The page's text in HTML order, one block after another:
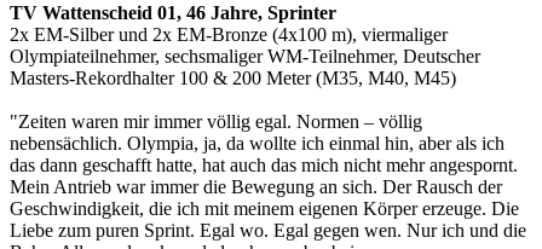
TV Wattenscheid 01, 46 Jahre, Sprinter
2x EM-Silber und 2x EM-Bronze (4x100 m), viermaliger
Olympiateilnehmer, sechsmaliger WM-Teilnehmer, Deutscher
Masters-Rekordhalter 100 & 200 Meter (M35, M40, M45)
"Zeiten waren mir immer völlig egal. Normen – völlig
nebensächlich. Olympia, ja, da wollte ich einmal hin, aber als ich
das dann geschafft hatte, hat auch das mich nicht mehr angespornt.
Mein Antrieb war immer die Bewegung an sich. Der Rausch der
Geschwindigkeit, die ich mit meinem eigenen Körper erzeuge. Die
Liebe zum puren Sprint. Egal wo. Egal gegen wen. Nur ich und die